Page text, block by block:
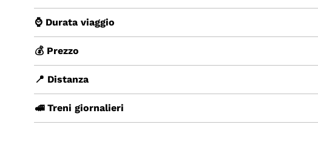
⌚ Durata viaggio
💰 Prezzo
📍 Distanza
🚅 Treni giornalieri